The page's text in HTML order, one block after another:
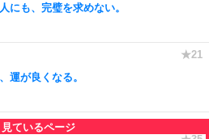
にも、完璧を求めない。
運が良くなる。